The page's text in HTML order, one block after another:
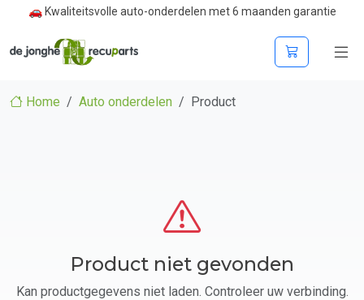
🚗 Kwaliteitsvolle auto-onderdelen met 6 maanden garantie
Home Auto onderdelen Product
Product niet gevonden
Kan productgegevens niet laden. Controleer uw verbinding.